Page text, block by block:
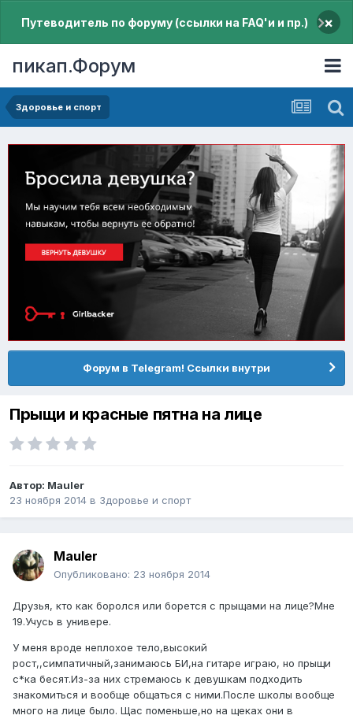
Путеводитель по форуму (ссылки на FAQ'и и пр.) ×
пикап.Форум
Здоровье и спорт
Форум в Telegram! Ссылки внутри
Прыщи и красные пятна на лице
Автор: Mauler
23 ноября 2014 в Здоровье и спорт
Mauler
Опубликовано: 23 ноября 2014
Друзья, кто как боролся или борется с прыщами на лице?Мне
19.Учусь в универе.
У меня вроде неплохое тело,высокий
рост,,симпатичный,занимаюсь БИ,на гитаре играю, но прыщи
с*ка бесят.Из-за них стремаюсь к девушкам подходить
знакомиться и вообще общаться с ними.После школы вообще
много на лице было. Щас поменьше,но на щеках они в